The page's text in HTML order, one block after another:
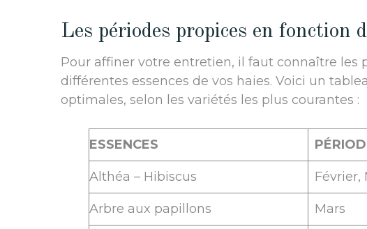
Les périodes propices en fonction
Pour affiner votre entretien, il faut connaître les
différentes essences de vos haies. Voici un
optimales, selon les variétés les plus courantes :
ESSENCES
Althéa – Hibiscus Février,
Arbre aux papillons Mars